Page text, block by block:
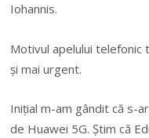
Iohannis.
Motivul apelului
și mai urgent.
Inițial m-am gândit că s-
de Huawei 5G. Știm că